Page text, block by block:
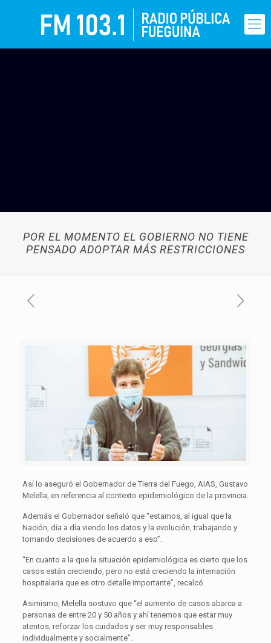
POR EL MOMENTO EL GOBIERNO NO TIENE
PENSADO ADOPTAR MÁS RESTRICCIONES
Así lo aseguró el Gobernador de Tierra del Fuego, AIAS, Gustavo
Melella, en referencia al contexto epidemiológico de la provincia.
Además el Gobernador señaló que “estamos, al igual que la
Nación, día a día viendo los datos y la evolución, trabajando y
tomando decisiones de acuerdo a eso”.
“En cuanto a la que la situación epidemiológica es cierto que los
casos están creciendo, pero no está creciendo la internación
hospitalaria que es otro detalle importante”, recalcó.
Asimismo, Melella sostuvo que “el aumento de casos abarca a
personas de entre 20 y 50 años y ahí tenemos que estar muy
atentos, reforzar los cuidados y ser muy responsables
individualmente y socialmente”.